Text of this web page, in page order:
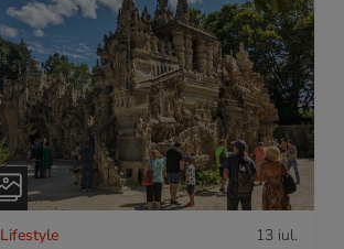
Lifestyle 13 iul.